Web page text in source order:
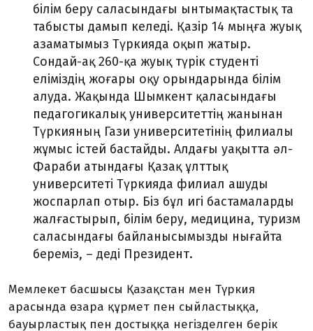
білім беру саласындағы ынтымақтастық та
табысты дамып келеді. Қазір 14 мыңға жуық
азаматымыз Түркияда оқып жатыр.
Сондай-ақ 260-қа жуық түрік студенті
еліміздің жоғары оқу орындарында білім
алуда. Жақында Шымкент қаласындағы
педагогикалық университеттің жанынан
Түркияның Гази университетінің филиалы
жұмыс істей бастайды. Алдағы уақытта әл-
Фараби атындағы Қазақ ұлттық
университеті Түркияда филиал ашуды
жоспарлап отыр. Біз бұл игі бастамаларды
жалғастырып, білім беру, медицина, туризм
саласындағы байланысымызды нығайта
береміз, – деді Президент.
Мемлекет басшысы Қазақстан мен Түркия
арасында өзара құрмет пен сыйластыққа,
бауырластық пен достыққа негізделген берік